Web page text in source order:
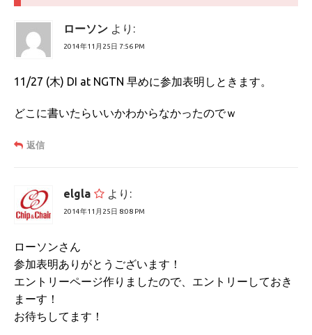
ローソン より:
2014年11月25日 7:56 PM
11/27 (木) DI at NGTN 早めに参加表明しときます。
どこに書いたらいいかわからなかったのでｗ
返信
elgla より:
2014年11月25日 8:08 PM
ローソンさん
参加表明ありがとうございます！
エントリーページ作りましたので、エントリーしておき
まーす！
お待ちしてます！